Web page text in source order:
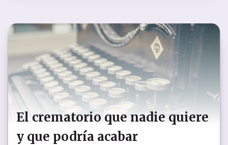
El crematorio que nadie quiere
y que podría acabar